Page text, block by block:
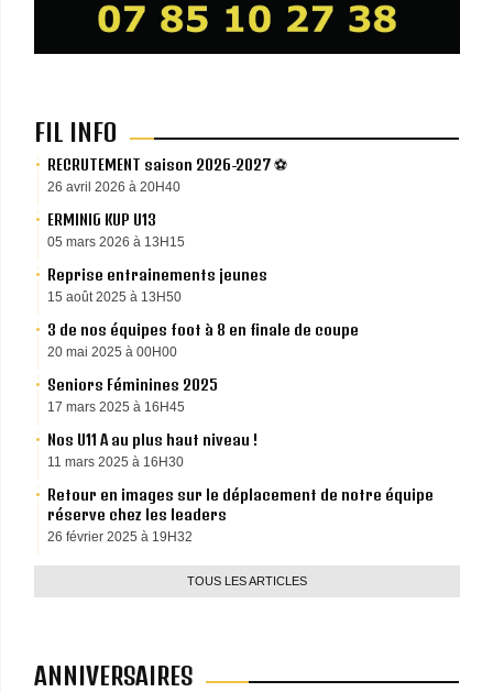
FIL INFO
RECRUTEMENT saison 2026-2027 ⚽️
26 avril 2026 à 20H40
ERMINIG KUP U13
05 mars 2026 à 13H15
Reprise entrainements jeunes
15 août 2025 à 13H50
3 de nos équipes foot à 8 en finale de coupe
20 mai 2025 à 00H00
Seniors Féminines 2025
17 mars 2025 à 16H45
Nos U11 A au plus haut niveau !
11 mars 2025 à 16H30
Retour en images sur le déplacement de notre équipe
réserve chez les leaders
26 février 2025 à 19H32
TOUS LES ARTICLES
ANNIVERSAIRES